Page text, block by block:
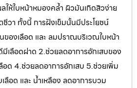
ห้ใบหน้าหมองคล้ำ ผิวมันเกิดสิวง่าย
วา ทั้งนี้ การฝังเข็มนั้นมีประโยชน์
ของเลือด และ ลมปราณบริเวณใบหน้า
เลือดฝาด 2.ช่วยลดอาการอักเสบของ
ด 4.ช่วยลดอาการอักเสบ 5.ช่วยเพิ่ม
ลือด และ น้ำเหลือง ลดอาการบวม